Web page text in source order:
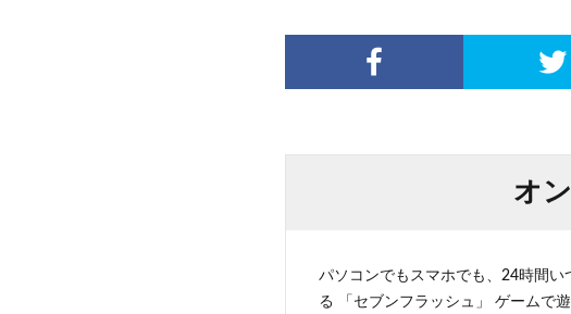
オ
パソコンでもスマホでも、24時間
る 「セブンフラッシュ」 ゲームで